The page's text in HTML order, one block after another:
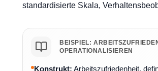
standardisierte Skala,
BEISPIEL:
OPERATIONALISIEREN
Konstrukt: Arbeitszufriedenheit,